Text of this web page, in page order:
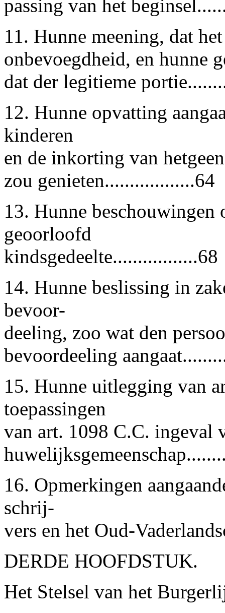
passing van het
11. Hunne meening, dat
onbevoegdheid, en hunne
dat der legitieme
12. Hunne opvatting
kinderen
en de inkorting van
zou genieten..................64
13. Hunne beschouwingen
geoorloofd
kindsgedeelte.................68
14. Hunne beslissing in
bevoor-
deeling, zoo wat den
bevoordeeling
15. Hunne uitlegging van
toepassingen
van art. 1098 C.C. ingeval
16. Opmerkingen
schrij-
vers en het Oud-
DERDE HOOFDSTUK.
Het Stelsel van het